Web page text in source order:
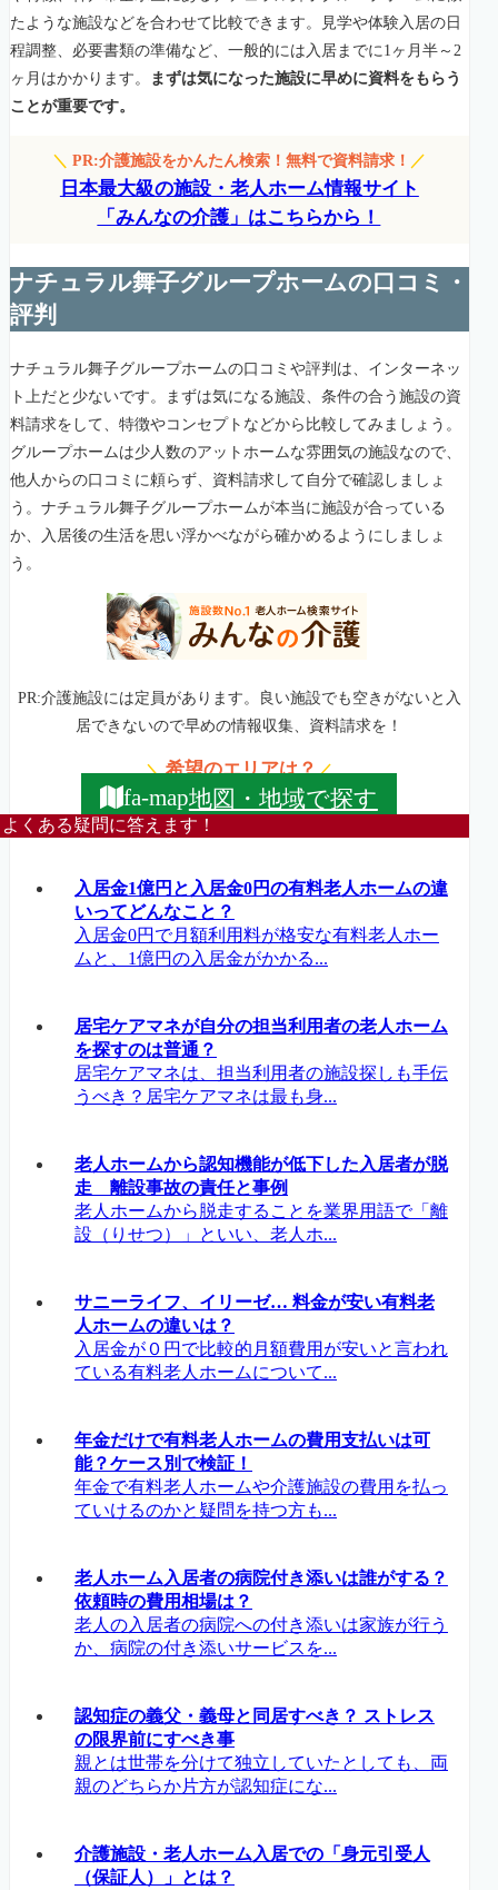
たような施設などを合わせて比較できます。見学や体験入居の日
程調整、必要書類の準備など、一般的には入居までに1ヶ月半～2
ヶ月はかかります。
まずは気になった施設に早めに資料をもらう
ことが重要です。
＼PR:介護施設をかんたん検索！無料で資料請求！ ／
日本最大級の施設・老人ホーム情報サイト
「みんなの介護」はこちらから！
ナチュラル舞子グループホームの口コミ・
評判
ナチュラル舞子グループホームの口コミや評判は、インターネッ
ト上だと少ないです。まずは気になる施設、条件の合う施設の資
料請求をして、特徴やコンセプトなどから比較してみましょう。
グループホームは少人数のアットホームな雰囲気の施設なので、
他人からの口コミに頼らず、資料請求して自分で確認しましょ
う。ナチュラル舞子グループホームが本当に施設が合っている
か、入居後の生活を思い浮かべながら確かめるようにしましょ
う。
PR:介護施設には定員があります。良い施設でも空きがないと入
居できないので早めの情報収集、資料請求を！
＼希望のエリアは？／
fa-map地図・地域で探す
よくある疑問に答えます！
入居金1億円と入居金0円の有料老人ホームの違
いってどんなこと？
入居金0円で月額利用料が格安な有料老人ホー
ムと、1億円の入居金がかかる...
居宅ケアマネが自分の担当利用者の老人ホーム
を探すのは普通？
居宅ケアマネは、担当利用者の施設探しも手伝
うべき？居宅ケアマネは最も身...
老人ホームから認知機能が低下した入居者が脱
走 離設事故の責任と事例
老人ホームから脱走することを業界用語で「離
設（りせつ）」といい、老人ホ...
サニーライフ、イリーゼ… 料金が安い有料老
人ホームの違いは？
入居金が０円で比較的月額費用が安いと言われ
ている有料老人ホームについて...
年金だけで有料老人ホームの費用支払いは可
能？ケース別で検証！
年金で有料老人ホームや介護施設の費用を払っ
ていけるのかと疑問を持つ方も...
老人ホーム入居者の病院付き添いは誰がする？
依頼時の費用相場は？
老人の入居者の病院への付き添いは家族が行う
か、病院の付き添いサービスを...
認知症の義父・義母と同居すべき？ ストレス
の限界前にすべき事
親とは世帯を分けて独立していたとしても、両
親のどちらか片方が認知症にな...
介護施設・老人ホーム入居での「身元引受人
（保証人）」とは？